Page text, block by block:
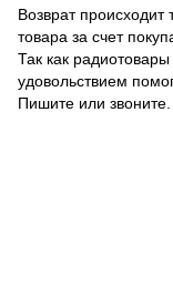
Возврат происходит
товара за счет
Так как
удовольствием
Пишите или звоните.